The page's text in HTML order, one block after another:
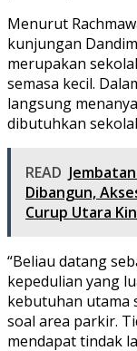
Menurut
kunjungan
merupakan
semasa kecil.
langsung
dibutuhkan
READ
Dibangun,
Curup Utara
“Beliau datang
kepedulian yang
kebutuhan utama
soal area parkir.
mendapat tindak